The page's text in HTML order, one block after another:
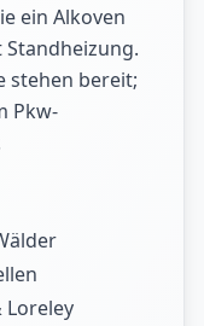
ein Alkoven
stehen bereit;
Pkw-
Loreley